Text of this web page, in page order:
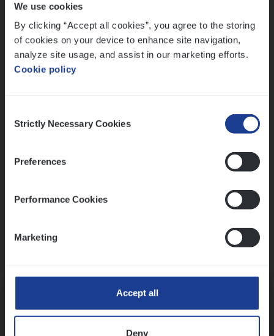
We use cookies
By clicking “Accept all cookies”, you agree to the storing
of cookies on your device to enhance site navigation,
analyze site usage, and assist in our marketing efforts.
Cookie policy
Selection
Strictly Necessary Cookies
Preferences
Performance Cookies
Marketing
Accept all
Deny
Mathias houdt van diepgaande dossiers én droge
humor
Thalia zoekt graag oplossingen, in games én op het
werk
Ons sollicitatieproces